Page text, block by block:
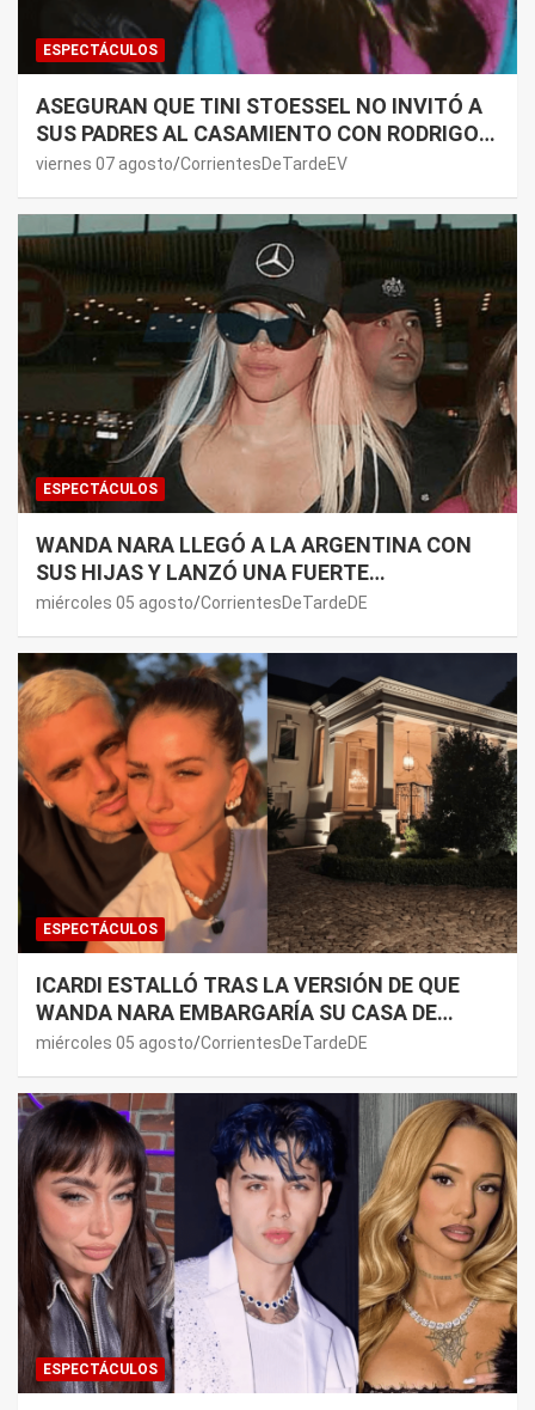
ESPECTÁCULOS
ASEGURAN QUE TINI STOESSEL NO INVITÓ A
SUS PADRES AL CASAMIENTO CON RODRIGO
DE PAUL: LOS MOTIVOS
viernes 07 agosto CorrientesDeTardeEV
ESPECTÁCULOS
WANDA NARA LLEGÓ A LA ARGENTINA CON
SUS HIJAS Y LANZÓ UNA FUERTE
PREMONICIÓN SOBRE MAURO ICARDI
miércoles 05 agosto CorrientesDeTardeDE
ESPECTÁCULOS
ICARDI ESTALLÓ TRAS LA VERSIÓN DE QUE
WANDA NARA EMBARGARÍA SU CASA DE
NORDELTA: “NECESITAN RASCAR DE ALGÚN
miércoles 05 agosto CorrientesDeTardeDE
ESPECTÁCULOS